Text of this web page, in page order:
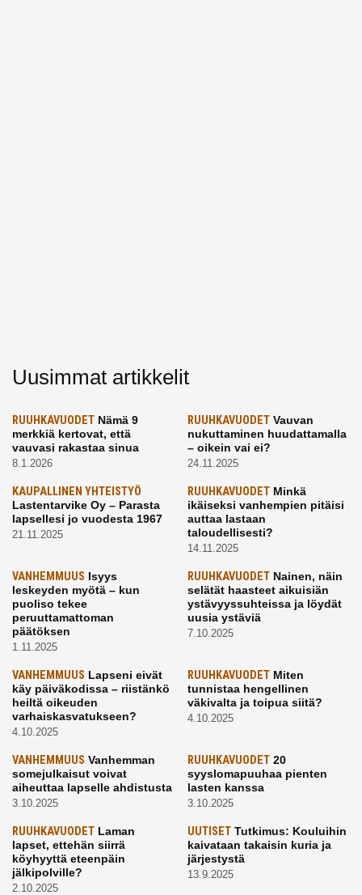
Uusimmat artikkelit
RUUHKAVUODET Nämä 9
merkkiä kertovat, että
vauvasi rakastaa sinua
8.1.2026
RUUHKAVUODETVauvan
nukuttaminen huudattamalla
– oikein vai ei?
24.11.2025
KAUPALLINEN YHTEISTYÖ
Lastentarvike Oy – Parasta
lapsellesi jo vuodesta 1967
21.11.2025
RUUHKAVUODETMinkä
ikäiseksi vanhempien pitäisi
auttaa lastaan
taloudellisesti?
14.11.2025
VANHEMMUUS Isyys
leskeyden myötä – kun
puoliso tekee
peruuttamattoman
päätöksen
1.11.2025
RUUHKAVUODETNainen, näin
selätät haasteet aikuisiän
ystävyyssuhteissa ja löydät
uusia ystäviä
7.10.2025
VANHEMMUUS Lapseni eivät
käy päiväkodissa – riistänkö
heiltä oikeuden
varhaiskasvatukseen?
4.10.2025
RUUHKAVUODETMiten
tunnistaa hengellinen
väkivalta ja toipua siitä?
4.10.2025
VANHEMMUUS Vanhemman
somejulkaisut voivat
aiheuttaa lapselle ahdistusta
3.10.2025
RUUHKAVUODET20
syyslomapuuhaa pienten
lasten kanssa
3.10.2025
RUUHKAVUODET Laman
lapset, ettehän siirrä
köyhyyttä eteenpäin
jälkipolville?
2.10.2025
UUTISETTutkimus: Kouluihin
kaivataan takaisin kuria ja
järjestystä
13.9.2025